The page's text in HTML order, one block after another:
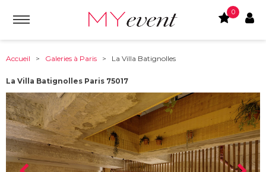
0
Accueil > Galeries à Paris > La Villa Batignolles
La Villa Batignolles Paris 75017